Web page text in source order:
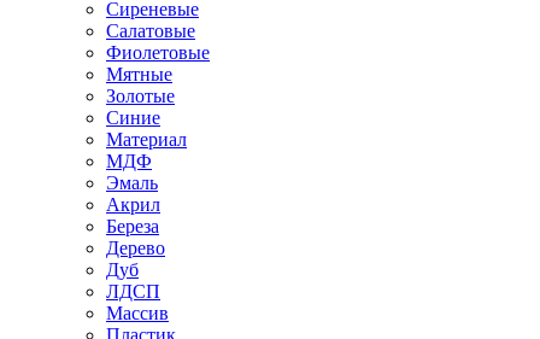
Сиреневые
Салатовые
Фиолетовые
Мятные
Золотые
Синие
Материал
МДФ
Эмаль
Акрил
Береза
Дерево
Дуб
ЛДСП
Массив
Пластик